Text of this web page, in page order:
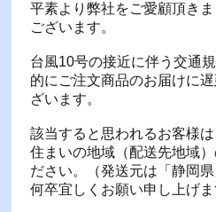
平素より弊社をご愛顧頂き
ございます。
台風10号の接近に伴う交通
的にご注文商品のお届けに
ざいます。
該当すると思われるお客様
住まいの地域（配送先地域
ださい。（発送元は「静岡県
何卒宜しくお願い申し上げま